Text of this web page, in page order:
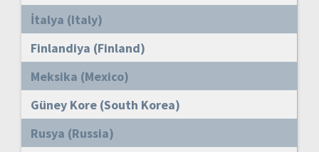
İtalya (Italy)
Finlandiya (Finland)
Meksika (Mexico)
Güney Kore (South Korea)
Rusya (Russia)